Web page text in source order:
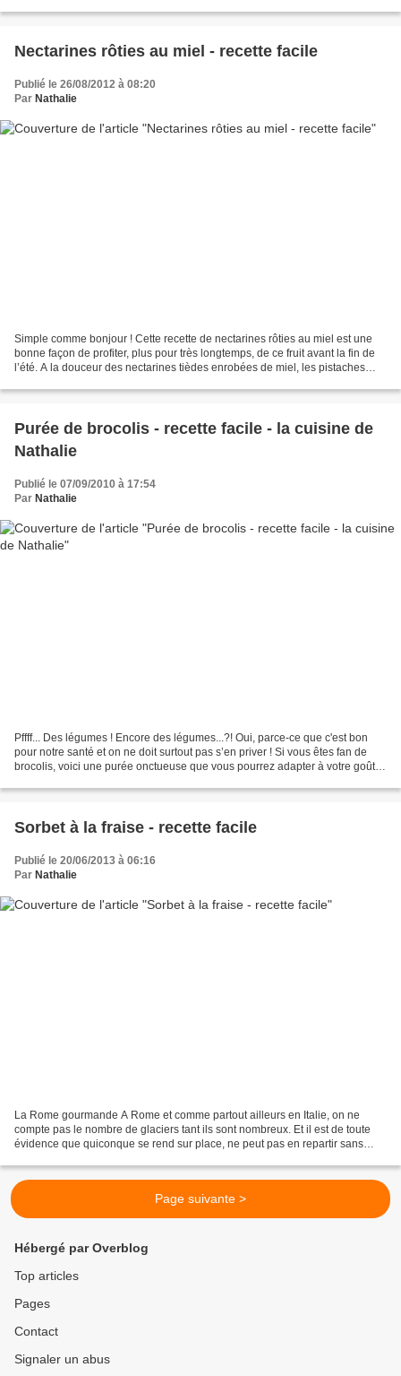
Nectarines rôties au miel - recette facile
Publié le 26/08/2012 à 08:20
Par Nathalie
Simple comme bonjour ! Cette recette de nectarines rôties au miel est une
bonne façon de profiter, plus pour très longtemps, de ce fruit avant la fin de
l’été. A la douceur des nectarines tièdes enrobées de miel, les pistaches
Purée de brocolis - recette facile - la cuisine de
Nathalie
Publié le 07/09/2010 à 17:54
Par Nathalie
Pffff... Des légumes ! Encore des légumes...?! Oui, parce-ce que c'est bon
pour notre santé et on ne doit surtout pas s’en priver ! Si vous êtes fan de
brocolis, voici une purée onctueuse que vous pourrez adapter à votre goût,
Sorbet à la fraise - recette facile
Publié le 20/06/2013 à 06:16
Par Nathalie
La Rome gourmande A Rome et comme partout ailleurs en Italie, on ne
compte pas le nombre de glaciers tant ils sont nombreux. Et il est de toute
évidence que quiconque se rend sur place, ne peut pas en repartir sans
Page suivante >
Hébergé par Overblog
Top articles
Pages
Contact
Signaler un abus